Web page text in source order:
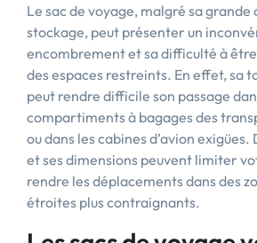
Le sac de voyage, malgré sa grande
stockage, peut présenter un
encombrement et sa difficulté à
des espaces restreints. En effet, sa
peut rendre difficile son passage
compartiments à bagages des
ou dans les cabines d’avion exigües.
et ses dimensions peuvent limiter
rendre les déplacements dans des
étroites plus contraignants.